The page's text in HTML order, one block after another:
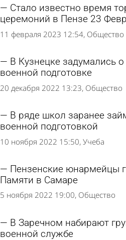
Стало известно время
церемоний в Пензе 23
11 февраля 2023 12:54 Общество
В Кузнецке задумались
военной подготовке
20 декабря 2022 13:23 Общество
В ряде школ заранее
военной подготовкой
10 ноября 2022 15:50 Учеба
Пензенские юнармейцы
Памяти в Самаре
5 ноября 2022 19:00 Общество
В Заречном набирают
военной службе